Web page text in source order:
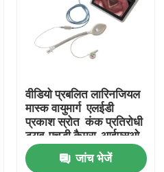
वीडियो प्रबलित लारिनजियल
मास्क वायुमार्ग ️ एलईडी
प्रकाश स्रोत ️ कंक प्रतिरोधी
ट्यूब-एचडी कैमरा-आईएसओ
जांच भेजें